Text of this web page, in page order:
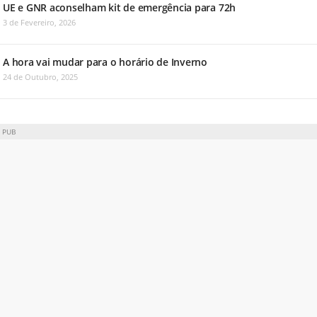
UE e GNR aconselham kit de emergência para 72h
3 de Fevereiro, 2026
A hora vai mudar para o horário de Inverno
24 de Outubro, 2025
PUB